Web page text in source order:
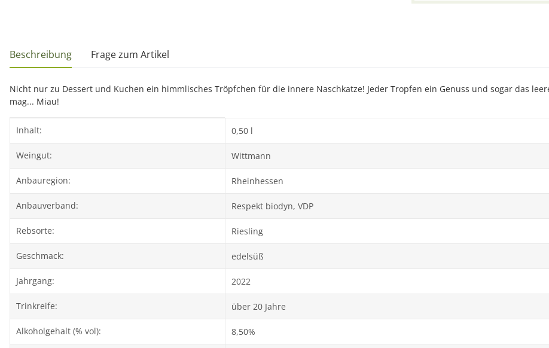
weitere Registerkarten anzeigen
Beschreibung Frage zum Artikel
Nicht nur zu Dessert und Kuchen ein himmlisches Tröpfchen für die innere Naschkatze! Jeder Tropfen ein Genuss und sogar das
mag... Miau!
Produkteigenschaft
Wert
Inhalt: 0,50 l
Weingut: Wittmann
Anbauregion: Rheinhessen
Anbauverband: Respekt biodyn, VDP
Rebsorte: Riesling
Geschmack: edelsüß
Jahrgang: 2022
Trinkreife: über 20 Jahre
Alkoholgehalt (% vol): 8,50%